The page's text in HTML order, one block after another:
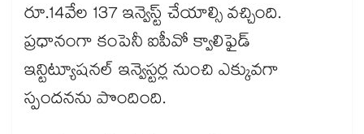
రూ.14వేల 137 ఇన్వెస్ట్ చేయాల్సి వచ్చింది.
ప్రధానంగా కంపెనీ ఐపీవో క్వాలిఫైడ్
ఇన్టిట్యూషనల్ ఇన్వెస్టర్ల నుంచి ఎక్కువగా
స్పందనను పొందింది.